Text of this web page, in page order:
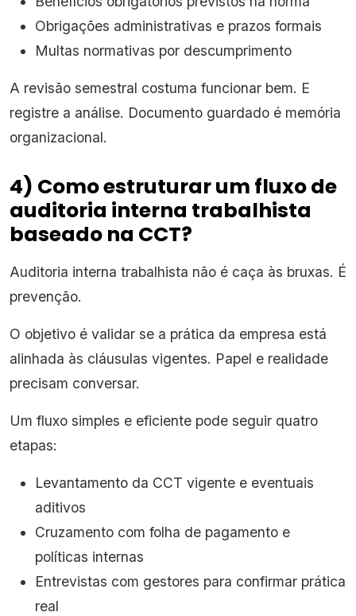
Obrigações administrativas e prazos formais
Multas normativas por descumprimento
A revisão semestral costuma funcionar bem. E
registre a análise. Documento guardado é memória
organizacional.
4) Como estruturar um fluxo de
auditoria interna trabalhista
baseado na CCT?
Auditoria interna trabalhista não é caça às bruxas. É
prevenção.
O objetivo é validar se a prática da empresa está
alinhada às cláusulas vigentes. Papel e realidade
precisam conversar.
Um fluxo simples e eficiente pode seguir quatro
etapas:
Levantamento da CCT vigente e eventuais
aditivos
Cruzamento com folha de pagamento e
políticas internas
Entrevistas com gestores para confirmar prática
real